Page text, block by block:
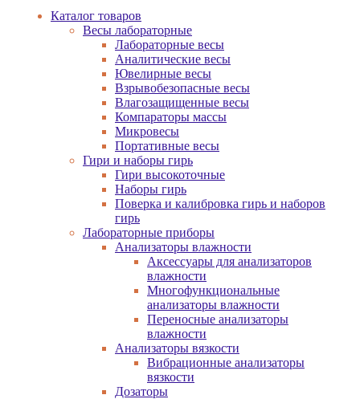
Каталог товаров
Весы лабораторные
Лабораторные весы
Аналитические весы
Ювелирные весы
Взрывобезопасные весы
Влагозащищенные весы
Компараторы массы
Микровесы
Портативные весы
Гири и наборы гирь
Гири высокоточные
Наборы гирь
Поверка и калибровка гирь и наборов
гирь
Лабораторные приборы
Анализаторы влажности
Аксессуары для анализаторов
влажности
Многофункциональные
анализаторы влажности
Переносные анализаторы
влажности
Анализаторы вязкости
Вибрационные анализаторы
вязкости
Дозаторы